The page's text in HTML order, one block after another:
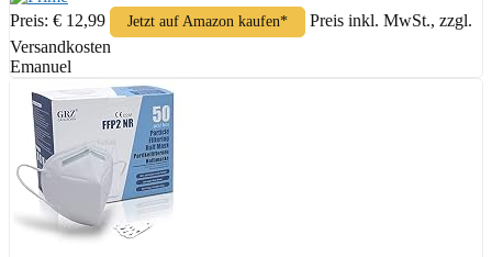
Preis: € 12,99 Jetzt auf Amazon kaufen*
Preis inkl. MwSt., zzgl.
Versandkosten
Emanuel